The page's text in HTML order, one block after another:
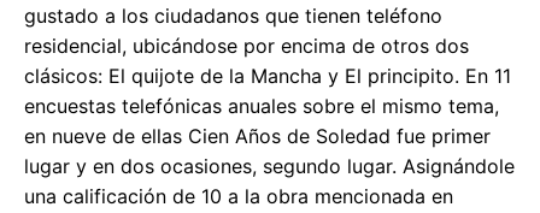
gustado a los ciudadanos que tienen teléfono
residencial, ubicándose por encima de otros dos
clásicos: El quijote de la Mancha y El principito. En 11
encuestas telefónicas anuales sobre el mismo tema,
en nueve de ellas Cien Años de Soledad fue primer
lugar y en dos ocasiones, segundo lugar. Asignándole
una calificación de 10 a la obra mencionada en